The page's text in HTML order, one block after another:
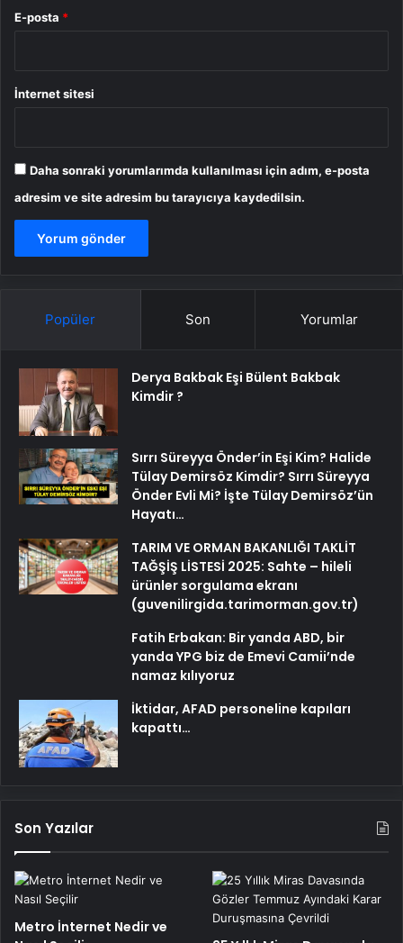
E-posta *
İnternet sitesi
Daha sonraki yorumlarımda kullanılması için adım, e-posta
adresim ve site adresim bu tarayıcıya kaydedilsin.
Popüler Son Yorumlar
Derya Bakbak Eşi Bülent Bakbak
Kimdir ?
Sırrı Süreyya Önder’in Eşi Kim? Halide
Tülay Demirsöz Kimdir? Sırrı Süreyya
Önder Evli Mi? İşte Tülay Demirsöz’ün
Hayatı…
TARIM VE ORMAN BAKANLIĞI TAKLİT
TAĞŞİŞ LİSTESİ 2025: Sahte – hileli
ürünler sorgulama ekranı
(guvenilirgida.tarimorman.gov.tr)
Fatih Erbakan: Bir yanda ABD, bir
yanda YPG biz de Emevi Camii’nde
namaz kılıyoruz
İktidar, AFAD personeline kapıları
kapattı…
Son Yazılar
Metro İnternet Nedir ve